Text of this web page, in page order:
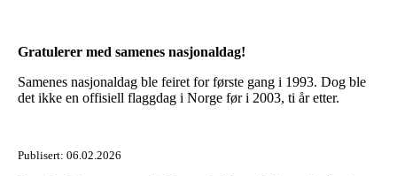
Gratulerer med samenes nasjonaldag!
Samenes nasjonaldag ble feiret for første gang i 1993. Dog ble
det ikke en offisiell flaggdag i Norge før i 2003, ti år etter.
Publisert: 06.02.2026